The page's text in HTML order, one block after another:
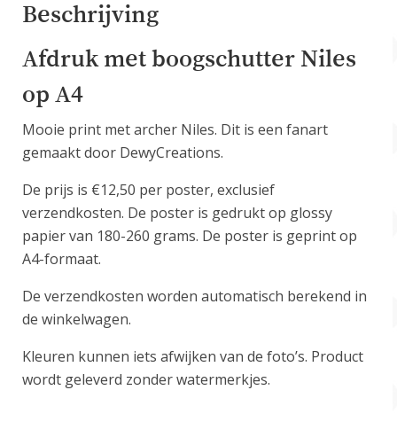
Beschrijving
Afdruk met boogschutter Niles
op A4
Mooie print met archer Niles. Dit is een fanart
gemaakt door DewyCreations.
De prijs is €12,50 per poster, exclusief
verzendkosten. De poster is gedrukt op glossy
papier van 180-260 grams. De poster is geprint op
A4-formaat.
De verzendkosten worden automatisch berekend in
de winkelwagen.
Kleuren kunnen iets afwijken van de foto’s. Product
wordt geleverd zonder watermerkjes.